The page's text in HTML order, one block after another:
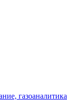
газоаналитика